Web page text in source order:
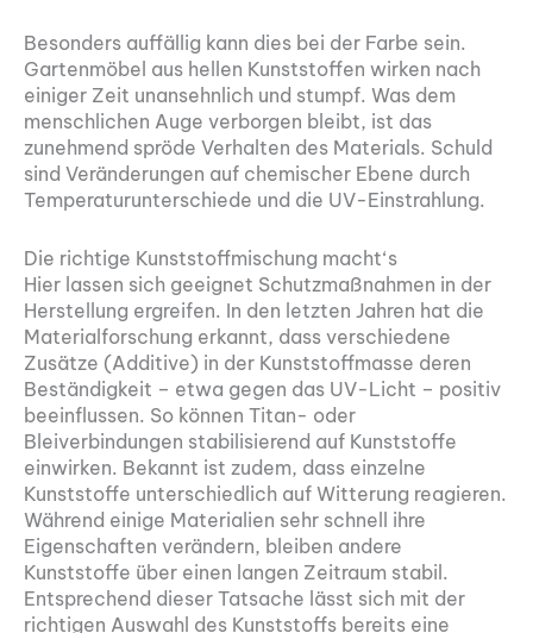
Besonders auffällig kann dies bei der Farbe sein.
Gartenmöbel aus hellen Kunststoffen wirken nach
einiger Zeit unansehnlich und stumpf. Was dem
menschlichen Auge verborgen bleibt, ist das
zunehmend spröde Verhalten des Materials. Schuld
sind Veränderungen auf chemischer Ebene durch
Temperaturunterschiede und die UV-Einstrahlung.
Die richtige Kunststoffmischung macht‘s
Hier lassen sich geeignet Schutzmaßnahmen in der
Herstellung ergreifen. In den letzten Jahren hat die
Materialforschung erkannt, dass verschiedene
Zusätze (Additive) in der Kunststoffmasse deren
Beständigkeit – etwa gegen das UV-Licht – positiv
beeinflussen. So können Titan- oder
Bleiverbindungen stabilisierend auf Kunststoffe
einwirken. Bekannt ist zudem, dass einzelne
Kunststoffe unterschiedlich auf Witterung reagieren.
Während einige Materialien sehr schnell ihre
Eigenschaften verändern, bleiben andere
Kunststoffe über einen langen Zeitraum stabil.
Entsprechend dieser Tatsache lässt sich mit der
richtigen Auswahl des Kunststoffs bereits eine